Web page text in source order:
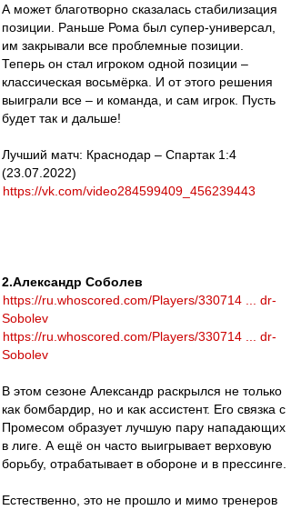
А может благотворно сказалась стабилизация
позиции. Раньше Рома был супер-универсал,
им закрывали все проблемные позиции.
Теперь он стал игроком одной позиции –
классическая восьмёрка. И от этого решения
выиграли все – и команда, и сам игрок. Пусть
будет так и дальше!
Лучший матч: Краснодар – Спартак 1:4
(23.07.2022)
https://vk.com/video284599409_456239443
2.Александр Соболев
https://ru.whoscored.com/Players/330714 ... dr-
Sobolev
https://ru.whoscored.com/Players/330714 ... dr-
Sobolev
В этом сезоне Александр раскрылся не только
как бомбардир, но и как ассистент. Его связка с
Промесом образует лучшую пару нападающих
в лиге. А ещё он часто выигрывает верховую
борьбу, отрабатывает в обороне и в прессинге.
Естественно, это не прошло и мимо тренеров